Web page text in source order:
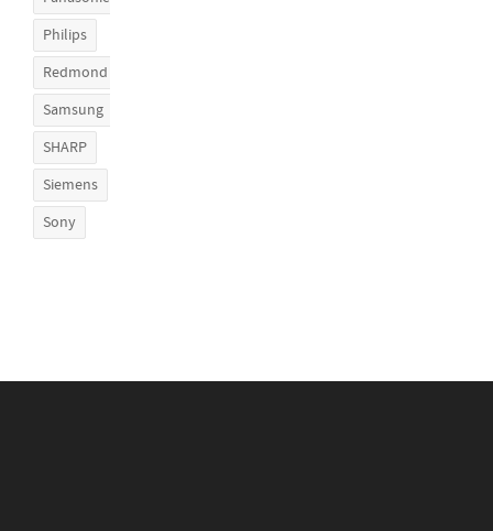
Philips
Redmond
Samsung
SHARP
Siemens
Sony